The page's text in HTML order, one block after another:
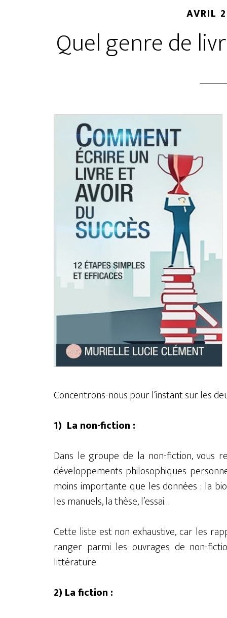
AVRIL
Quel genre de
Concentrons-nous pour l’instant sur les
1) La non-fiction :
Dans le groupe de la non-fiction, vous
développements philosophiques
moins importante que les données : la
les manuels, la thèse, l’essai…
Cette liste est non exhaustive, car les
ranger parmi les ouvrages de non-
littérature.
2) La fiction :